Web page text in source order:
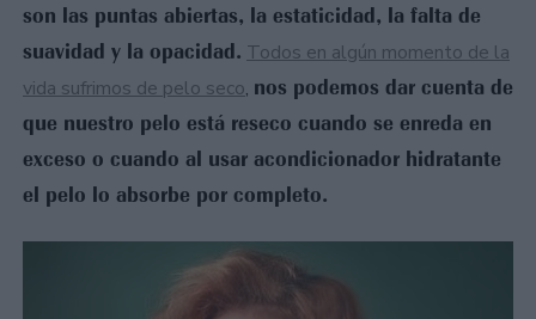
son las puntas abiertas, la estaticidad, la falta de
suavidad y la opacidad. Todos en algún momento de la
vida sufrimos de pelo seco, nos podemos dar cuenta de
que nuestro pelo está reseco cuando se enreda en
exceso o cuando al usar acondicionador hidratante
el pelo lo absorbe por completo.